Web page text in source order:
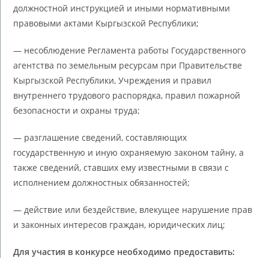
должностной инструкцией и иными нормативными
правовыми актами Кыргызской Республики;
— несоблюдение Регламента работы Государственного
агентства по земельным ресурсам при Правительстве
Кыргызской Республики, Учреждения и правил
внутреннего трудового распорядка, правил пожарной
безопасности и охраны труда;
— разглашение сведений, составляющих
государственную и иную охраняемую законом тайну, а
также сведений, ставших ему известными в связи с
исполнением должностных обязанностей;
— действие или бездействие, влекущее нарушение прав
и законных интересов граждан, юридических лиц;
Для участия в конкурсе необходимо предоставить: